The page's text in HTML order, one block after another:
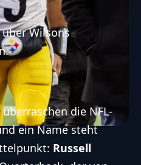
über Wilsons
überraschen die NFL-
ein Name steht
Russell